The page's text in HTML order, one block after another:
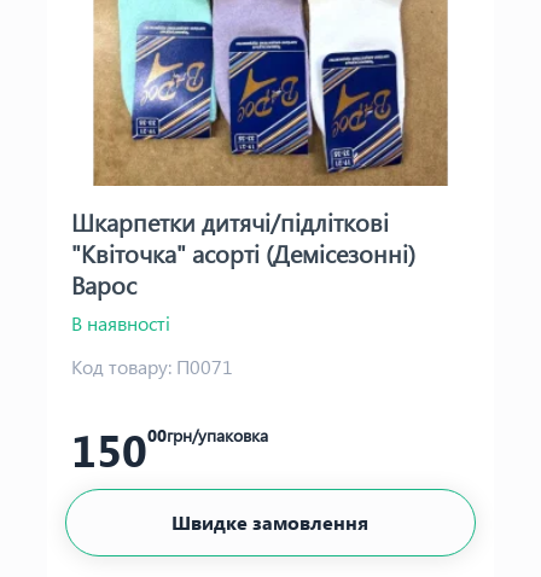
Шкарпетки дитячі/підліткові
"Квіточка" асорті (Демісезонні)
Варос
В наявності
Код товару: П0071
15000грн/упаковка
Швидке замовлення